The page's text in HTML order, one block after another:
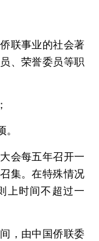
联事业的社会著
、荣誉委员等职
会每五年召开一
集。在特殊情况
上时间不超过一
，由中国侨联委